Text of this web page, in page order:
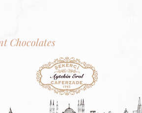
Chocolates